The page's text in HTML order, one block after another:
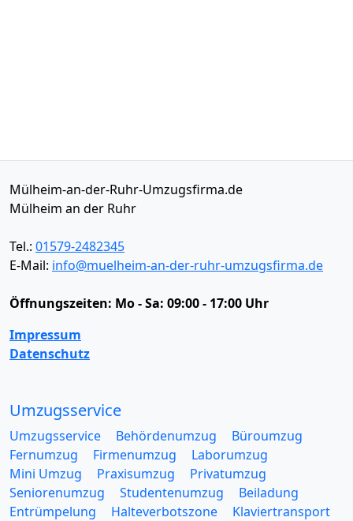
Mülheim-an-der-Ruhr-Umzugsfirma.de
Mülheim an der Ruhr
Tel.: 01579-2482345
E-Mail: info@muelheim-an-der-ruhr-umzugsfirma.de
Öffnungszeiten: Mo - Sa: 09:00 - 17:00 Uhr
Impressum
Datenschutz
Umzugsservice
Umzugsservice Behördenumzug
Büroumzug
Fernumzug
Firmenumzug
Laborumzug
Mini Umzug
Praxisumzug
Privatumzug
Seniorenumzug
Studentenumzug
Beiladung
Entrümpelung
Halteverbotszone
Klaviertransport